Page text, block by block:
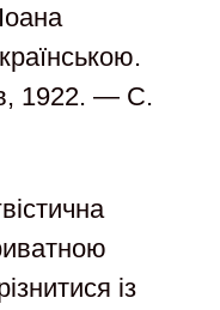
1922. — С.
із